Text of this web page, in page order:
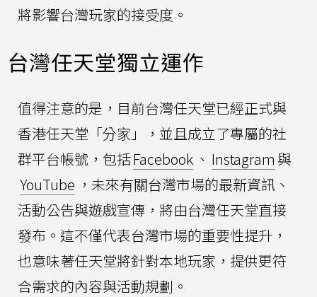
將影響台灣玩家的接受度。
台灣任天堂獨立運作
值得注意的是，目前台灣任天堂已經正式與
香港任天堂「分家」，並且成立了專屬的社
群平台帳號，包括Facebook 、 Instagram 與
YouTube ，未來有關台灣市場的最新資訊、
活動公告與遊戲宣傳，將由台灣任天堂直接
發布。這不僅代表台灣市場的重要性提升，
也意味著任天堂將針對本地玩家，提供更符
合需求的內容與活動規劃。